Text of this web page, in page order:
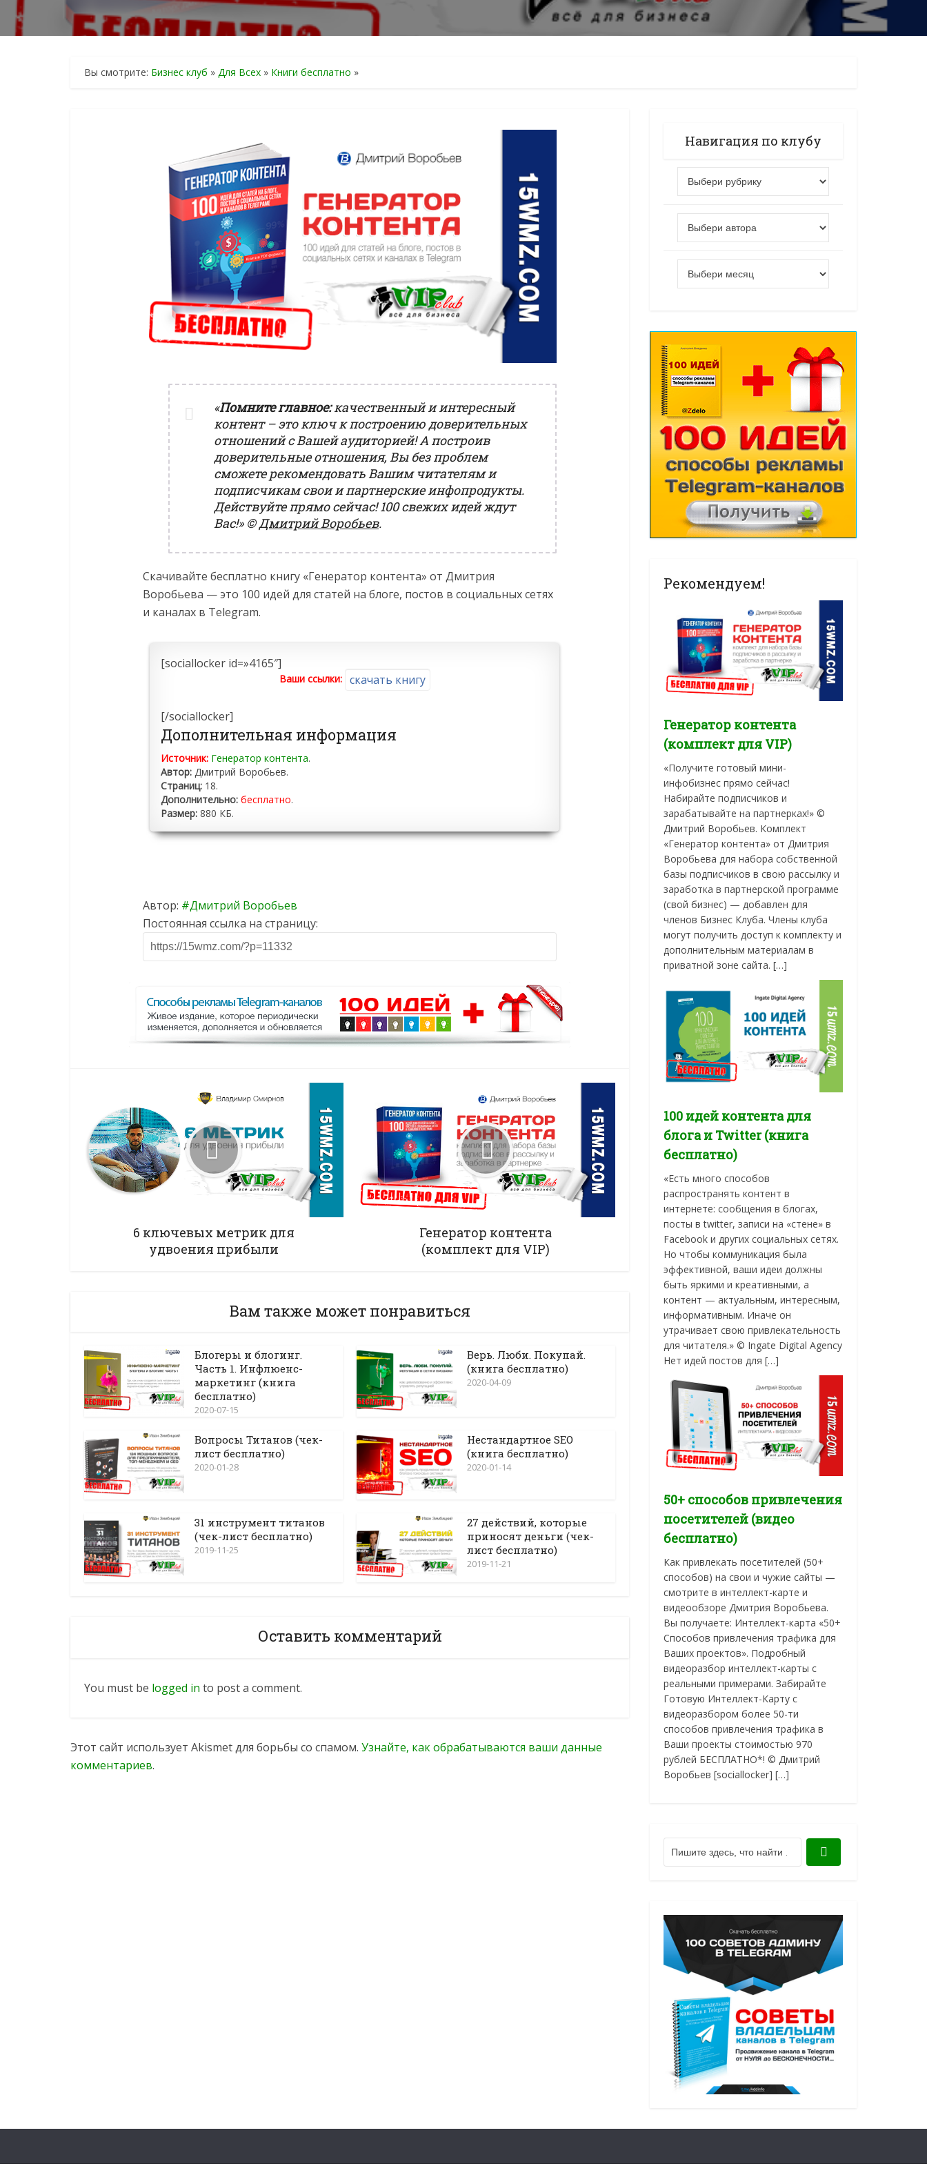
Вы смотрите: Бизнес клуб » Для Всех » Книги бесплатно »
«Помните главное:качественный и интересный
контент – это ключ к построению доверительных
отношений с Вашей аудиторией! А построив
доверительные отношения, Вы без проблем
сможете рекомендовать Вашим читателям и
подписчикам свои и партнерские инфопродукты.
Действуйте прямо сейчас! 100 свежих идей ждут
Вас!»©Дмитрий Воробьев.
Скачивайте бесплатно книгу «Генератор контента» от Дмитрия
Воробьева — это 100 идей для статей на блоге, постов в социальных сетях
и каналах в Telegram.
[sociallocker id=»4165″]
Ваши ссылки: скачать книгу
[/sociallocker]
Дополнительная информация
Источник: Генератор контента.
Автор: Дмитрий Воробьев.
Страниц: 18.
Дополнительно: бесплатно.
Размер: 880 КБ.
Автор:
Дмитрий Воробьев
Постоянная ссылка на страницу:
6 ключевых метрик для
удвоения прибыли
Генератор контента
(комплект для VIP)
Вам также может понравиться
Блогеры и блогинг.
Часть 1. Инфлюенс-
маркетинг (книга
бесплатно)
2020-07-15
Верь. Люби. Покупай.
(книга бесплатно)
2020-04-09
Вопросы Титанов (чек-
лист бесплатно)
2020-01-28
Нестандартное SEO
(книга бесплатно)
2020-01-14
31 инструмент титанов
(чек-лист бесплатно)
2019-11-25
27 действий, которые
приносят деньги (чек-
лист бесплатно)
2019-11-21
Оставить комментарий
You must be logged in to post a comment.
Этот сайт использует Akismet для борьбы со спамом. Узнайте, как обрабатываются ваши данные
комментариев.
Навигация по клубу
Рекомендуем!
Генератор контента
(комплект для VIP)
«Получите готовый мини-
инфобизнес прямо сейчас!
Набирайте подписчиков и
зарабатывайте на партнерках!» ©
Дмитрий Воробьев. Комплект
«Генератор контента» от Дмитрия
Воробьева для набора собственной
базы подписчиков в свою рассылку и
заработка в партнерской программе
(свой бизнес) — добавлен для
членов Бизнес Клуба. Члены клуба
могут получить доступ к комплекту и
дополнительным материалам в
приватной зоне сайта. […]
100 идей контента для
блога и Twitter (книга
бесплатно)
«Есть много способов
распространять контент в
интернете: сообщения в блогах,
посты в twitter, записи на «стене» в
Facebook и других социальных сетях.
Но чтобы коммуникация была
эффективной, ваши идеи должны
быть яркими и креативными, а
контент — актуальным, интересным,
информативным. Иначе он
утрачивает свою привлекательность
для читателя.» © Ingate Digital Agency
Нет идей постов для […]
50+ способов привлечения
посетителей (видео
бесплатно)
Как привлекать посетителей (50+
способов) на свои и чужие сайты —
смотрите в интеллект-карте и
видеообзоре Дмитрия Воробьева.
Вы получаете: Интеллект-карта «50+
Способов привлечения трафика для
Ваших проектов». Подробный
видеоразбор интеллект-карты с
реальными примерами. Забирайте
Готовую Интеллект-Карту с
видеоразбором более 50-ти
способов привлечения трафика в
Ваши проекты стоимостью 970
рублей БЕСПЛАТНО*! © Дмитрий
Воробьев [sociallocker] […]